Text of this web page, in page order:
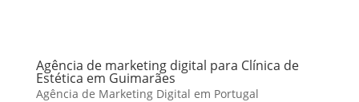
Agência de marketing digital para Clínica de
Estética em Guimarães
Agência de Marketing Digital em Portugal